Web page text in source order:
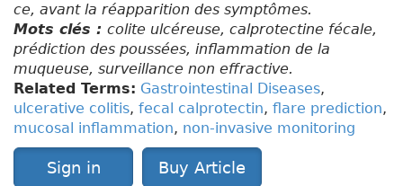
ce, avant la réapparition des symptômes.
Mots clés : colite ulcéreuse, calprotectine fécale,
prédiction des poussées, inflammation de la
muqueuse, surveillance non effractive.
Related Terms: Gastrointestinal Diseases,
ulcerative colitis, fecal calprotectin, flare prediction,
mucosal inflammation, non-invasive monitoring
Sign in Buy Article